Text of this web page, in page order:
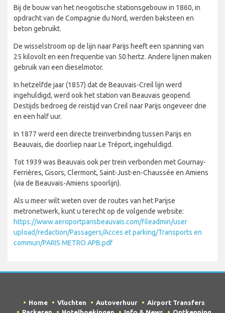
Bij de bouw van het neogotische stationsgebouw in 1860, in
opdracht van de Compagnie du Nord, werden baksteen en
beton gebruikt.
De wisselstroom op de lijn naar Parijs heeft een spanning van
25 kilovolt en een frequentie van 50 hertz. Andere lijnen maken
gebruik van een dieselmotor.
In hetzelfde jaar (1857) dat de Beauvais-Creil lijn werd
ingehuldigd, werd ook het station van Beauvais geopend.
Destijds bedroeg de reistijd van Creil naar Parijs ongeveer drie
en een half uur.
In 1877 werd een directe treinverbinding tussen Parijs en
Beauvais, die doorliep naar Le Tréport, ingehuldigd.
Tot 1939 was Beauvais ook per trein verbonden met Gournay-
Ferrières, Gisors, Clermont, Saint-Just-en-Chaussée en Amiens
(via de Beauvais-Amiens spoorlijn).
Als u meer wilt weten over de routes van het Parijse
metronetwerk, kunt u terecht op de volgende website:
https://www.aeroportparisbeauvais.com/fileadmin/user
upload/redaction/Passagers/Acces et parking/Transports en
commun/PARIS METRO APB.pdf
Home Vluchten Autoverhuur
Airport Transfers